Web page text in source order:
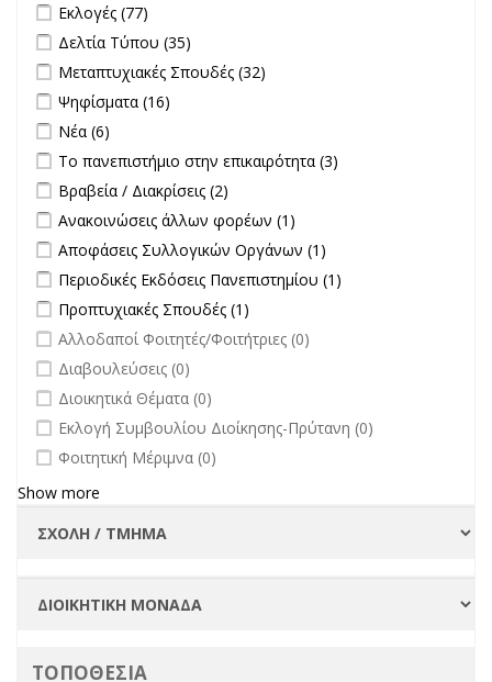
Apply Εκλογές filter
Εκλογές (77)
Apply Δελτία Τύπου filter
Δελτία Τύπου (35)
Apply Μεταπτυχιακές Σπουδές filter
Μεταπτυχιακές Σπουδές (32)
Apply Ψηφίσματα filter
Ψηφίσματα (16)
Apply Νέα filter
Νέα (6)
Apply Το πανεπιστήμιο στην επικαιρότητα filter
Το πανεπιστήμιο στην επικαιρότητα (3)
Apply Βραβεία / Διακρίσεις filter
Βραβεία / Διακρίσεις (2)
Apply Ανακοινώσεις άλλων φορέων filter
Ανακοινώσεις άλλων φορέων (1)
Apply Αποφάσεις Συλλογικών Οργάνων filter
Αποφάσεις Συλλογικών Οργάνων (1)
Οργάνων filter
Apply Περιοδικές Εκδόσεις Πανεπιστημίου filter
Περιοδικές Εκδόσεις Πανεπιστημίου (1)
Apply Προπτυχιακές Σπουδές filter
Προπτυχιακές Σπουδές (1)
undefined
Αλλοδαποί Φοιτητές/Φοιτήτριες (0)
undefined
Διαβουλεύσεις (0)
undefined
Διοικητικά Θέματα (0)
undefined
Εκλογή Συμβουλίου Διοίκησης-Πρύτανη (0)
undefined
Φοιτητική Μέριμνα (0)
Show more
ΤΟΠΟΘΕΣΙΑ